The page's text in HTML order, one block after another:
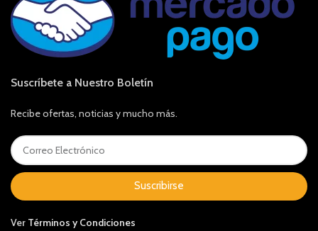
Suscríbete a Nuestro Boletín
Recibe ofertas, noticias y mucho más.
Suscribirse
Ver Términos y Condiciones